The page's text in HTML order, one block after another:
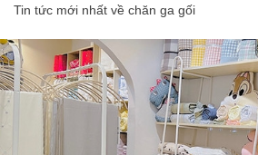
Tin tức mới nhất về chăn ga gối